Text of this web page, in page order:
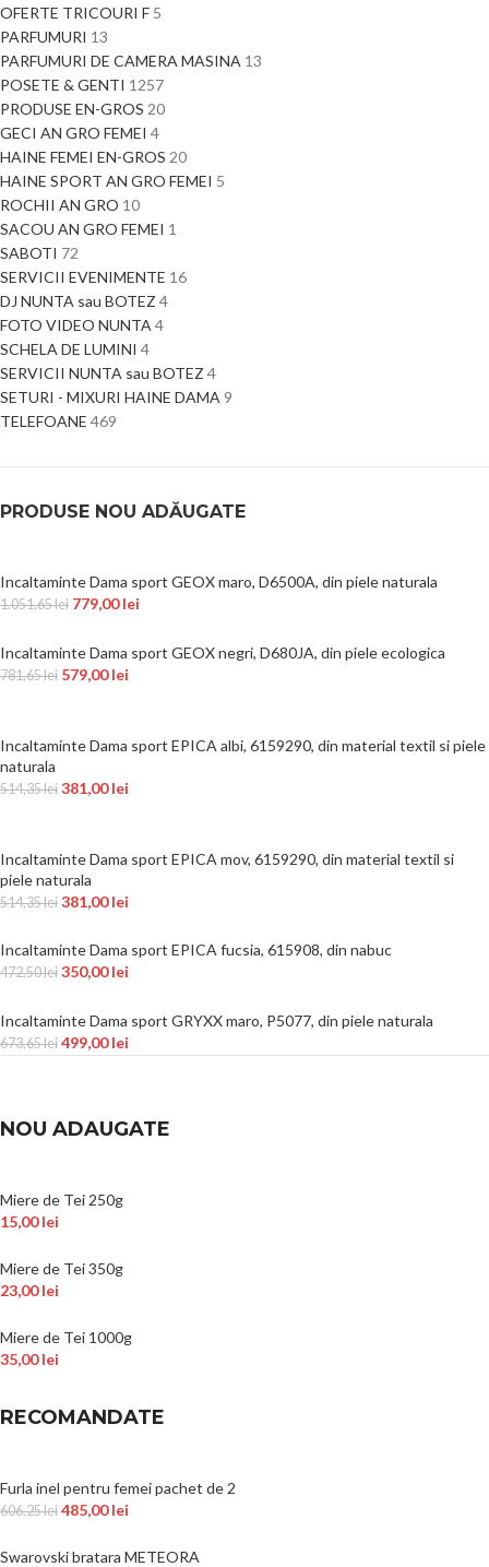
OFERTE TRICOURI F 5
PARFUMURI 13
PARFUMURI DE CAMERA MASINA 13
POSETE & GENTI 1257
PRODUSE EN-GROS 20
GECI AN GRO FEMEI 4
HAINE FEMEI EN-GROS 20
HAINE SPORT AN GRO FEMEI 5
ROCHII AN GRO 10
SACOU AN GRO FEMEI 1
SABOTI 72
SERVICII EVENIMENTE 16
DJ NUNTA sau BOTEZ 4
FOTO VIDEO NUNTA 4
SCHELA DE LUMINI 4
SERVICII NUNTA sau BOTEZ 4
SETURI - MIXURI HAINE DAMA 9
TELEFOANE 469
PRODUSE NOU ADĂUGATE
Incaltaminte Dama sport GEOX maro, D6500A, din piele naturala
1.051,65lei 779,00lei
Incaltaminte Dama sport GEOX negri, D680JA, din piele ecologica
781,65lei 579,00lei
Incaltaminte Dama sport EPICA albi, 6159290, din material textil si piele
naturala
514,35lei 381,00lei
Incaltaminte Dama sport EPICA mov, 6159290, din material textil si
piele naturala
514,35lei 381,00lei
Incaltaminte Dama sport EPICA fucsia, 615908, din nabuc
472,50lei 350,00lei
Incaltaminte Dama sport GRYXX maro, P5077, din piele naturala
673,65lei 499,00lei
NOU ADAUGATE
Miere de Tei 250g
15,00lei
Miere de Tei 350g
23,00lei
Miere de Tei 1000g
35,00lei
RECOMANDATE
Furla inel pentru femei pachet de 2
606,25lei 485,00lei
Swarovski bratara METEORA